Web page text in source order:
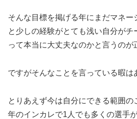
そんな目標を掲げる年にまだマネー
と少しの経験がとても浅い自分が
って本当に大丈夫なのかと言うのが
ですがそんなことを言っている暇は
とりあえず今は自分にできる範囲
年のインカレで1人でも多くの選手